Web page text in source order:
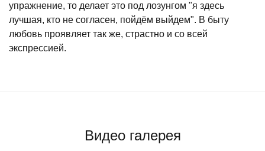
упражнение, то делает это под лозунгом "я здесь
лучшая, кто не согласен, пойдём выйдем". В быту
любовь проявляет так же, страстно и со всей
экспрессией.
Видео галерея